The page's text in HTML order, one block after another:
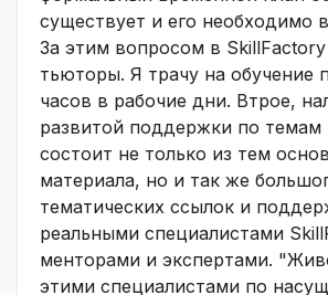
существует и его необходимо
За этим вопросом в SkillFactory
тьюторы. Я трачу на обучение
часов в рабочие дни. Втрое,
развитой поддержки по темам
состоит не только из тем
материала, но и так же
тематических ссылок и
реальными специалистами
менторами и экспертами.
этими специалистами по